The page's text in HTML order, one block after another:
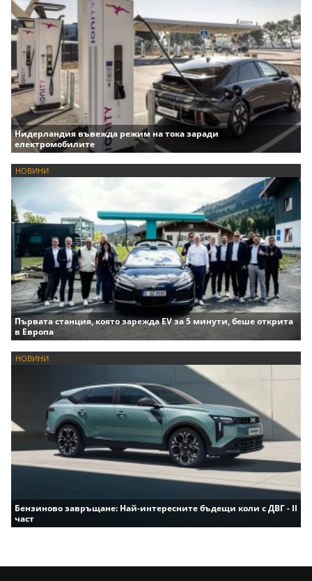
Нидерландия въвежда режим на тока заради
електромобилите
НОВИНИ
Първата станция, която зарежда EV за 5 минути, беше открита
в Европа
НОВИНИ
Бензиново завръщане: Най-интересните бъдещи коли с ДВГ - II
част